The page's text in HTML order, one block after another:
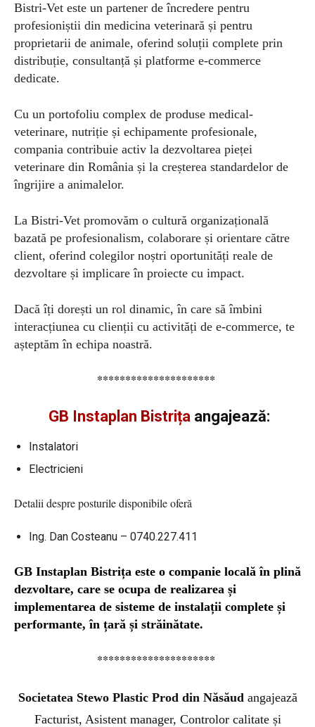
Bistri-Vet este un partener de încredere pentru
profesioniștii din medicina veterinară și pentru
proprietarii de animale, oferind soluții complete prin
distribuție, consultanță și platforme e-commerce
dedicate.
Cu un portofoliu complex de produse medical-
veterinare, nutriție și echipamente profesionale,
compania contribuie activ la dezvoltarea pieței
veterinare din România și la creșterea standardelor de
îngrijire a animalelor.
La Bistri-Vet promovăm o cultură organizațională
bazată pe profesionalism, colaborare și orientare către
client, oferind colegilor noștri oportunități reale de
dezvoltare și implicare în proiecte cu impact.
Dacă îți dorești un rol dinamic, în care să îmbini
interacțiunea cu clienții cu activități de e-commerce, te
așteptăm în echipa noastră.
*********************
GB Instaplan Bistrița angajează:
Instalatori
Electricieni
Detalii despre posturile disponibile oferă
Ing. Dan Costeanu – 0740.227.411
GB Instaplan Bistrița este o companie locală în plină
dezvoltare, care se ocupa de realizarea și
implementarea de sisteme de instalații complete și
performante, în țară și străinătate.
*********************
Societatea Stewo Plastic Prod din Năsăudangajează
Facturist, Asistent manager, Controlor calitate și